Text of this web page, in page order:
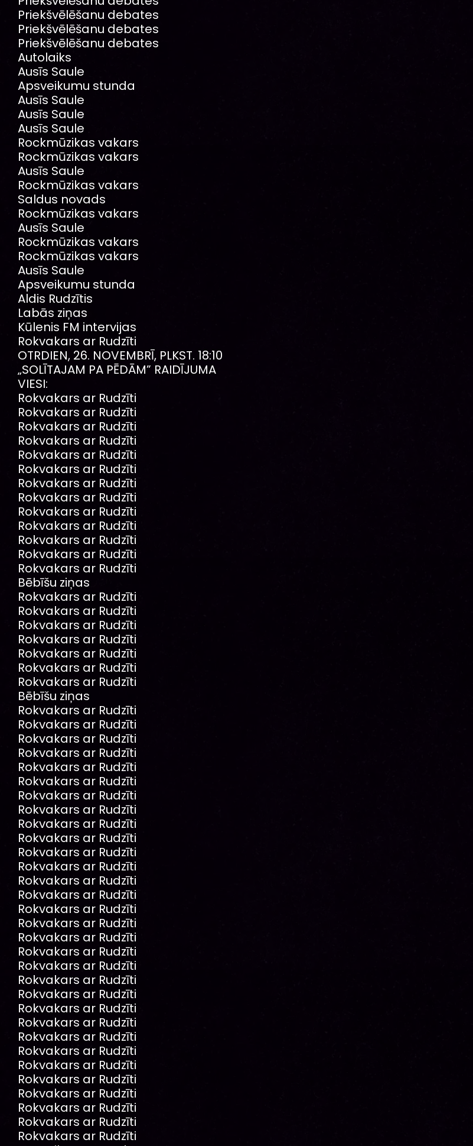
Priekšvēlēšanu debates
Priekšvēlēšanu debates
Priekšvēlēšanu debates
Autolaiks
Ausīs Saule
Apsveikumu stunda
Ausīs Saule
Ausīs Saule
Ausīs Saule
Rockmūzikas vakars
Rockmūzikas vakars
Ausīs Saule
Rockmūzikas vakars
Saldus novads
Rockmūzikas vakars
Ausīs Saule
Rockmūzikas vakars
Rockmūzikas vakars
Ausīs Saule
Apsveikumu stunda
Aldis Rudzītis
Labās ziņas
Kūlenis FM intervijas
Rokvakars ar Rudzīti
OTRDIEN, 26. NOVEMBRĪ, PLKST. 18:10
„SOLĪTAJAM PA PĒDĀM” RAIDĪJUMA
VIESI:
Rokvakars ar Rudzīti
Rokvakars ar Rudzīti
Rokvakars ar Rudzīti
Rokvakars ar Rudzīti
Rokvakars ar Rudzīti
Rokvakars ar Rudzīti
Rokvakars ar Rudzīti
Rokvakars ar Rudzīti
Rokvakars ar Rudzīti
Rokvakars ar Rudzīti
Rokvakars ar Rudzīti
Rokvakars ar Rudzīti
Rokvakars ar Rudzīti
Bēbīšu ziņas
Rokvakars ar Rudzīti
Rokvakars ar Rudzīti
Rokvakars ar Rudzīti
Rokvakars ar Rudzīti
Rokvakars ar Rudzīti
Rokvakars ar Rudzīti
Rokvakars ar Rudzīti
Bēbīšu ziņas
Rokvakars ar Rudzīti
Rokvakars ar Rudzīti
Rokvakars ar Rudzīti
Rokvakars ar Rudzīti
Rokvakars ar Rudzīti
Rokvakars ar Rudzīti
Rokvakars ar Rudzīti
Rokvakars ar Rudzīti
Rokvakars ar Rudzīti
Rokvakars ar Rudzīti
Rokvakars ar Rudzīti
Rokvakars ar Rudzīti
Rokvakars ar Rudzīti
Rokvakars ar Rudzīti
Rokvakars ar Rudzīti
Rokvakars ar Rudzīti
Rokvakars ar Rudzīti
Rokvakars ar Rudzīti
Rokvakars ar Rudzīti
Rokvakars ar Rudzīti
Rokvakars ar Rudzīti
Rokvakars ar Rudzīti
Rokvakars ar Rudzīti
Rokvakars ar Rudzīti
Rokvakars ar Rudzīti
Rokvakars ar Rudzīti
Rokvakars ar Rudzīti
Rokvakars ar Rudzīti
Rokvakars ar Rudzīti
Rokvakars ar Rudzīti
Rokvakars ar Rudzīti